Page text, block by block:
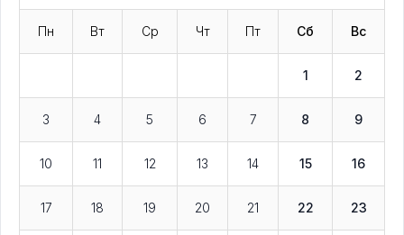
Пн Вт Ср Чт Пт Сб Вс
1 2
3 4 5 6 7 8 9
10 11 12 13 14 15 16
17 18 19 20 21 22 23